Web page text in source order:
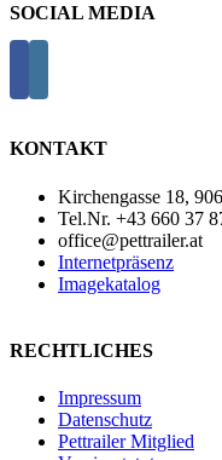
SOCIAL MEDIA
KONTAKT
Kirchengasse 18,
Tel.Nr. +43 660 37
office@pettrailer.at
Internetpräsenz
Imagekatalog
RECHTLICHES
Impressum
Datenschutz
Pettrailer Mitglied